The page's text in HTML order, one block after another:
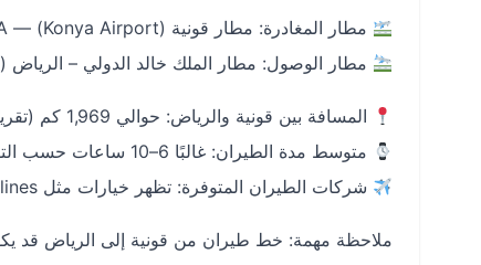
مطار المغادرة: مطار قونية (Konya Airport) — IATA: KYA
مطار الوصول: مطار الملك خالد الدولي – الرياض (King Khalid International Airport) — IATA: RUH
المسافة بين قونية والرياض: حوالي 1,969 كم (تقريبًا).
متوسط مدة الطيران: غالبًا 6–10 ساعات حسب التوقف (ترانزيت) ومدة الانتظار.
شركات الطيران المتوفرة: تظهر خيارات مثل Turkish Airlines وPegasus وflynas بحسب التاريخ والتوفر.
ملاحظة مهمة: خط طيران من قونية إلى الرياض قد